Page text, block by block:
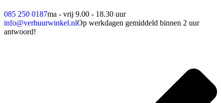
085 250 0187ma - vrij 9.00 - 18.30 uur
info@verhuurwinkel.nlOp werkdagen gemiddeld binnen 2 uur
antwoord!